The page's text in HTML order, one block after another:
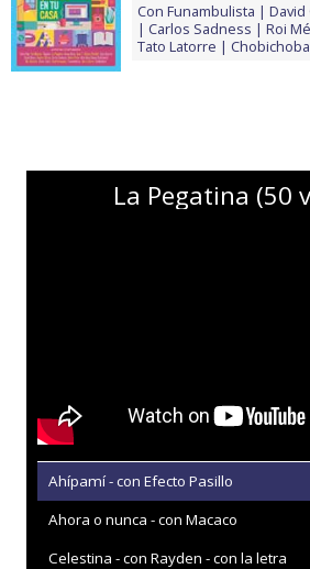
Con Funambulista David
Carlos Sadness
Roi
Tato Latorre
Chobichoba
La Pegatina (50
Ahípamí - con Efecto Pasillo
Ahora o nunca - con Macaco
Celestina - con Rayden - con la letra